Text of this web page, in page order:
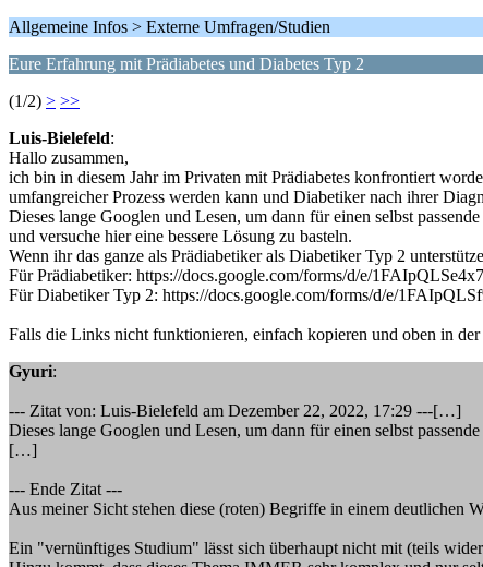
Allgemeine Infos > Externe Umfragen/Studien
Eure Erfahrung mit Prädiabetes und Diabetes Typ 2
(1/2) > >>
Luis-Bielefeld:
Hallo zusammen,
ich bin in diesem Jahr im Privaten mit Prädiabetes konfrontiert
umfangreicher Prozess werden kann und Diabetiker nach ihrer
Dieses lange Googlen und Lesen, um dann für einen selbst
und versuche hier eine bessere Lösung zu basteln.
Wenn ihr das ganze als Prädiabetiker als Diabetiker Typ 2
Für Prädiabetiker: https://docs.google.com/forms/d/e/
Für Diabetiker Typ 2: https://docs.google.com/forms/d/e/
Falls die Links nicht funktionieren, einfach kopieren und oben in
Gyuri:
--- Zitat von: Luis-Bielefeld am Dezember 22, 2022, 17:29 ---[…]
Dieses lange Googlen und Lesen, um dann für einen selbst
[…]
--- Ende Zitat ---
Aus meiner Sicht stehen diese (roten) Begriffe in einem deutlichen
Ein "vernünftiges Studium" lässt sich überhaupt nicht mit (teils